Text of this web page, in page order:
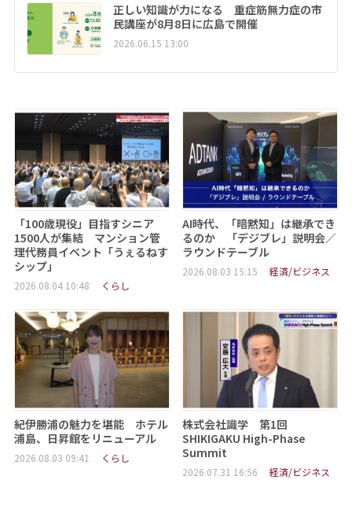
正しい知識が力になる 重症筋無力症の市
民講座が8月8日に広島で開催
2026.06.15 13:00
「100歳現役」目指すシニア
1500人が集結 マンション管
理代務員イベント「うぇるねす
シップ」
2026.08.04 10:48 くらし
AI時代、「暗黙知」は継承でき
るのか 「デジブレ」説明会／
ラウンドテーブル
2026.08.03 15:15 経済/ビジネス
紀伊勝浦の魅力を堪能 ホテル
浦島、日昇館をリニューアル
2026.08.03 09:41 くらし
株式会社識学 第1回
SHIKIGAKU High-Phase
Summit
2026.07.31 16:56 経済/ビジネス